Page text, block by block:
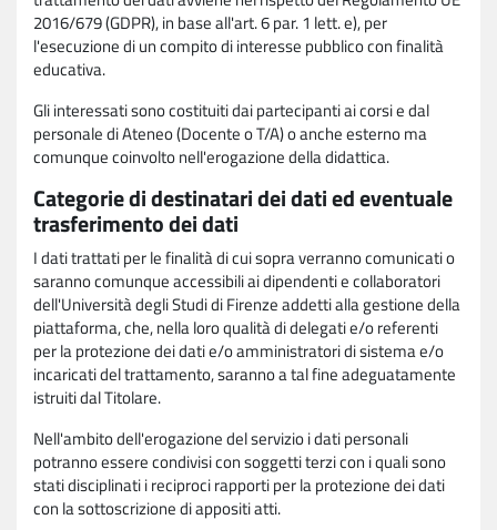
2016/679 (GDPR), in base all'art. 6 par. 1 lett. e), per
l'esecuzione di un compito di interesse pubblico con finalità
educativa.
Gli interessati sono costituiti dai partecipanti ai corsi e dal
personale di Ateneo (Docente o T/A) o anche esterno ma
comunque coinvolto nell'erogazione della didattica.
Categorie di destinatari dei dati ed eventuale
trasferimento dei dati
I dati trattati per le finalità di cui sopra verranno comunicati o
saranno comunque accessibili ai dipendenti e collaboratori
dell'Università degli Studi di Firenze addetti alla gestione della
piattaforma, che, nella loro qualità di delegati e/o referenti
per la protezione dei dati e/o amministratori di sistema e/o
incaricati del trattamento, saranno a tal fine adeguatamente
istruiti dal Titolare.
Nell'ambito dell'erogazione del servizio i dati personali
potranno essere condivisi con soggetti terzi con i quali sono
stati disciplinati i reciproci rapporti per la protezione dei dati
con la sottoscrizione di appositi atti.